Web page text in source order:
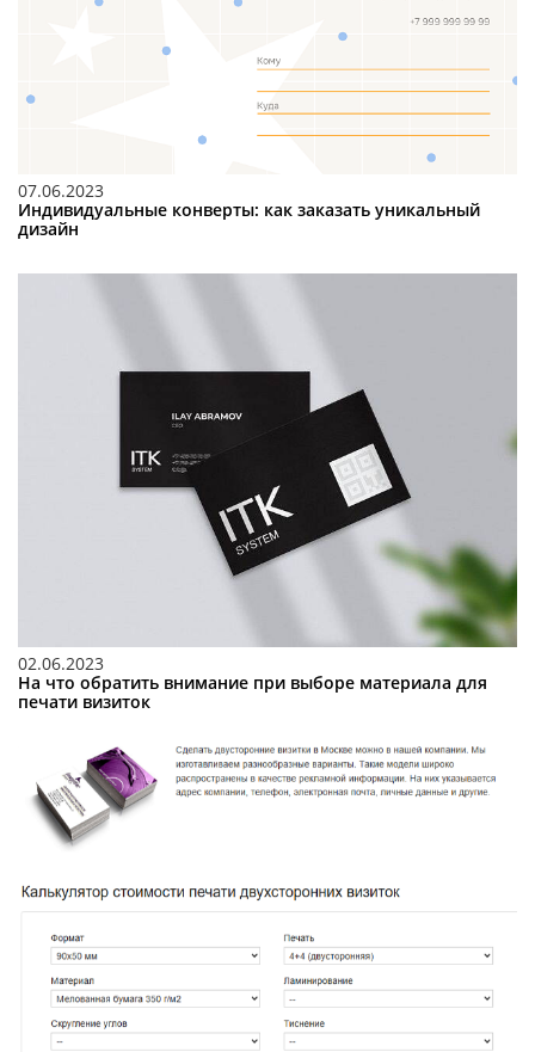
07.06.2023
Индивидуальные конверты: как заказать уникальный
дизайн
02.06.2023
На что обратить внимание при выборе материала для
печати визиток